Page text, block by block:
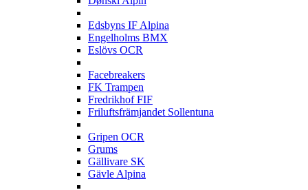
Edsbyns IF Alpina
Engelholms BMX
Eslövs OCR
Facebreakers
FK Trampen
Fredrikhof FIF
Friluftsfrämjandet Sollentuna
Gripen OCR
Grums
Gällivare SK
Gävle Alpina